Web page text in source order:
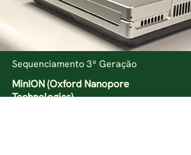
Sequenciamento 3ª Geração
MinION (Oxford Nanopore
Technologies)